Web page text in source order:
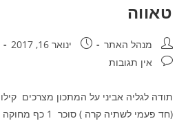
טאווה
מחבר:מנהל האתר פורסם:ינואר 16, 2017
תגובות:אין תגובות